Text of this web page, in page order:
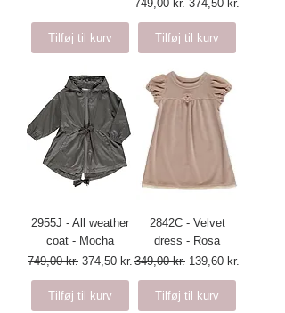
Tilføj til kurv
749,00 kr. 374,50 kr.
Tilføj til kurv
2955J - All weather
coat - Mocha
Regulær pris
749,00 kr. Salgspris
374,50 kr.
Tilføj til kurv
2842C - Velvet
dress - Rosa
Regulær pris
349,00 kr. Salgspris
139,60 kr.
Tilføj til kurv